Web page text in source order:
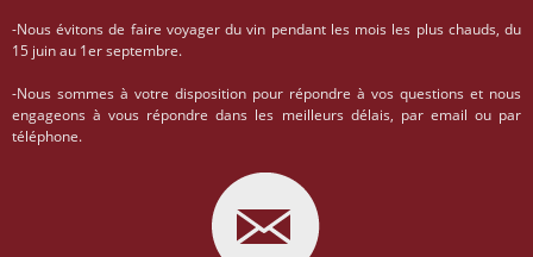
-Nous évitons de faire voyager du vin pendant les mois les plus chauds, du
15 juin au 1er septembre.
-Nous sommes à votre disposition pour répondre à vos questions et nous
engageons à vous répondre dans les meilleurs délais, par email ou par
téléphone.